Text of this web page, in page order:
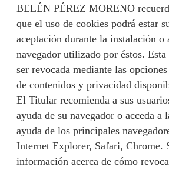
BELÉN PÉREZ MORENO
que el uso de cookies podrá estar
aceptación durante la instalación o
navegador utilizado por éstos.
ser revocada mediante las
de contenidos y privacidad
El Titular recomienda a sus
ayuda de su navegador o acceda a
ayuda de los principales
Internet Explorer, Safari, Chrome.
información acerca de cómo